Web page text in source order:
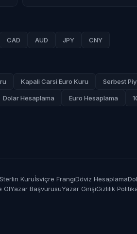
CAD AUD JPY CNY
Kapali Carsi Euro Kuru Serbest
Dolar Hesaplama Euro Hesaplama
Sterlin Kuruİsviçre FrangıDöviz Hesaplama
OlYazar BaşvurusuYazar GirişiGizlilik